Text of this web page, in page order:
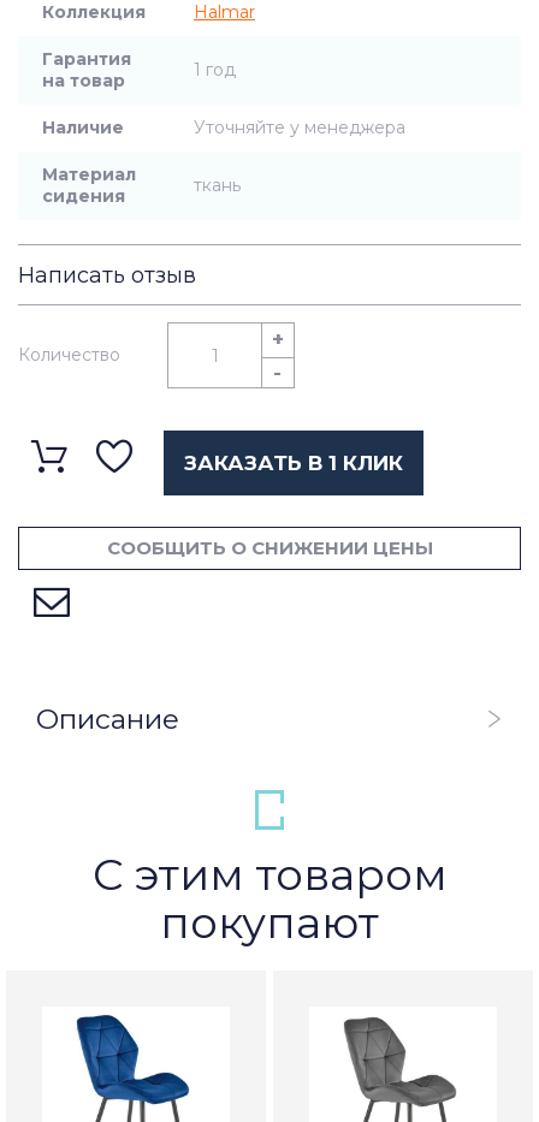
Коллекция Halmar
Гарантия
на товар
1 год
Наличие Уточняйте у менеджера
Материал
сидения
ткань
Написать отзыв
Количество
+
-
ЗАКАЗАТЬ В 1 КЛИК
СООБЩИТЬ О СНИЖЕНИИ ЦЕНЫ
Описание
С этим товаром
покупают